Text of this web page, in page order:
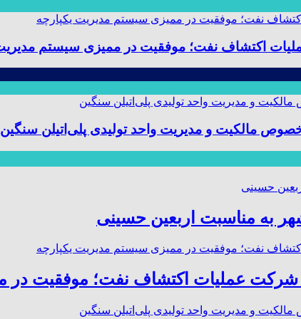
مالکیت و مدیریت واحد تولیدی پلی‌اتیلن سنگین
به مناسبت اربعین حسینی